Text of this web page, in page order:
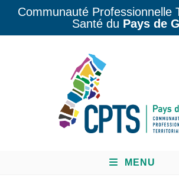
Communauté Professionnelle
Santé du Pays de
MENU